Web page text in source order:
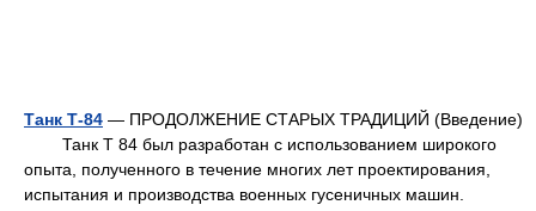
Танк Т-84 — ПРОДОЛЖЕНИЕ СТАРЫХ ТРАДИЦИЙ (Введение)
Танк T 84 был разработан с использованием широкого
опыта, полученного в течение многих лет проектирования,
испытания и производства военных гусеничных машин.